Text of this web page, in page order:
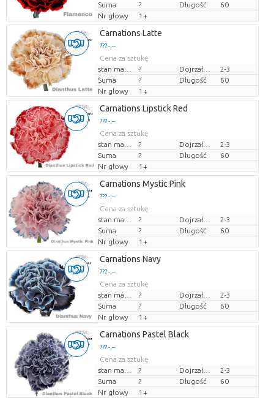
Suma
? Długość
60
Nr głowy
1+
Carnations Latte
??? -,--
Cena za sztukę
?
2-3
Suma
? Długość
60
Nr głowy
1+
Carnations Lipstick Red
??? -,--
Cena za sztukę
?
2-3
Suma
? Długość
60
Nr głowy
1+
Carnations Mystic Pink
??? -,--
Cena za sztukę
?
2-3
Suma
? Długość
60
Nr głowy
1+
Carnations Navy
??? -,--
Cena za sztukę
?
2-3
Suma
? Długość
60
Nr głowy
1+
Carnations Pastel Black
??? -,--
Cena za sztukę
?
2-3
Suma
? Długość
60
Nr głowy
1+